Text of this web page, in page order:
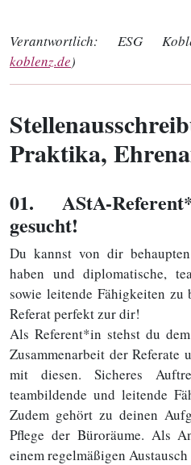
Verantwortlich: ESG
koblenz.de)
Praktika,
01. AStA-
gesucht!
Du kannst von dir
haben und diplomatische,
sowie leitende Fähigkeiten zu
Referat perfekt zur dir!
Als Referent*in stehst du
Zusammenarbeit der Referate
mit diesen. Sicheres
teambildende und leitende
Zudem gehört zu deinen
Pflege der Büroräume. Als
einem regelmäßigen